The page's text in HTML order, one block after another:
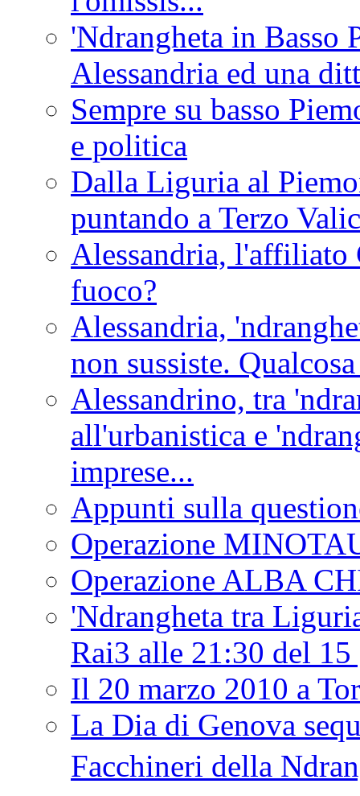
'Ndrangheta in Basso
Alessandria ed una
Sempre su basso
e politica
Dalla Liguria al
puntando a Terzo
Alessandria, l'affiliato
fuoco?
Alessandria,
non sussiste.
Alessandrino, tra
all'urbanistica e
imprese...
Appunti sulla
Operazione
Operazione ALBA
'Ndrangheta tra
Rai3 alle 21:30 del
Il 20 marzo 2010 a
La Dia di Genova
Facchineri della